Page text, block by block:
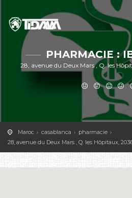
PHARMACIE :
28, avenue du Deux Mars , Q. les
Maroc casablanca
pharmacie
28, avenue du Deux Mars , Q. les Hôpitaux,